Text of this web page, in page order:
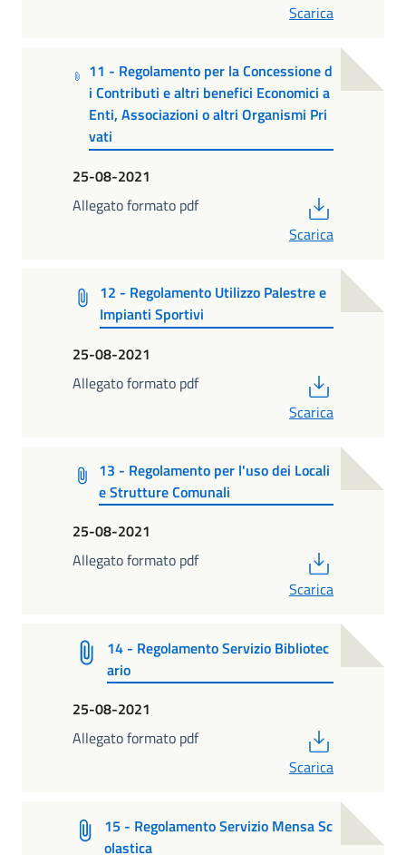
Scarica
11 - Regolamento per la Concessione d
i Contributi e altri benefici Economici a
Enti, Associazioni o altri Organismi Pri
vati
25-08-2021
Allegato formato pdf
Scarica
12 - Regolamento Utilizzo Palestre e
Impianti Sportivi
25-08-2021
Allegato formato pdf
Scarica
13 - Regolamento per l'uso dei Locali
e Strutture Comunali
25-08-2021
Allegato formato pdf
Scarica
14 - Regolamento Servizio Bibliotec
ario
25-08-2021
Allegato formato pdf
Scarica
15 - Regolamento Servizio Mensa Sc
olastica